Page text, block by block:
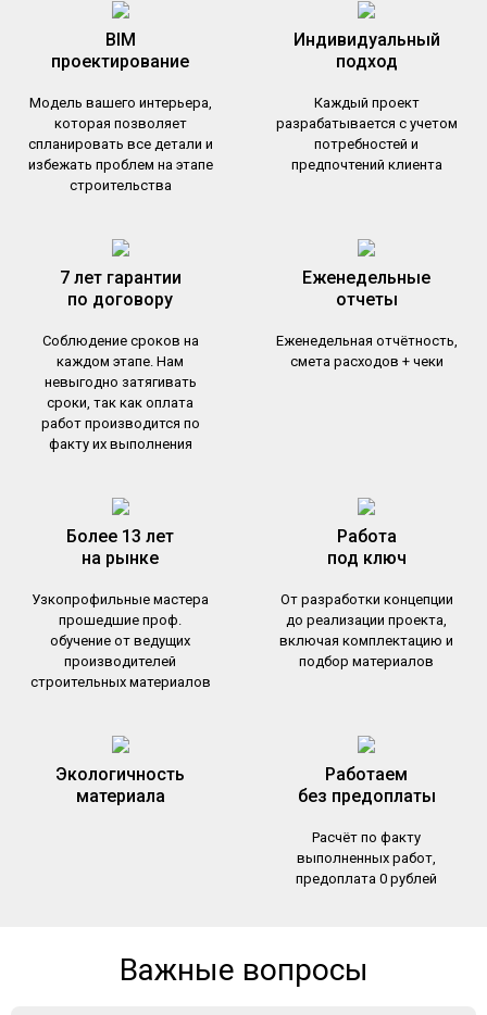
BIM
проектирование
Модель вашего интерьера,
которая позволяет
спланировать все детали и
избежать проблем на этапе
строительства
Индивидуальный
подход
Каждый проект
разрабатывается с учетом
потребностей и
предпочтений клиента
7 лет гарантии
по договору
Соблюдение сроков на
каждом этапе. Нам
невыгодно затягивать
сроки, так как оплата
работ производится по
факту их выполнения
Еженедельные
отчеты
Еженедельная отчётность,
смета расходов + чеки
Более 13 лет
на рынке
Узкопрофильные мастера
прошедшие проф.
обучение от ведущих
производителей
строительных материалов
Работа
под ключ
От разработки концепции
до реализации проекта,
включая комплектацию и
подбор материалов
Экологичность
материала
Работаем
без предоплаты
Расчёт по факту
выполненных работ,
предоплата 0 рублей
Важные вопросы